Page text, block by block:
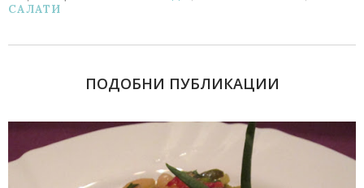
САЛАТИ
ПОДОБНИ ПУБЛИКАЦИИ